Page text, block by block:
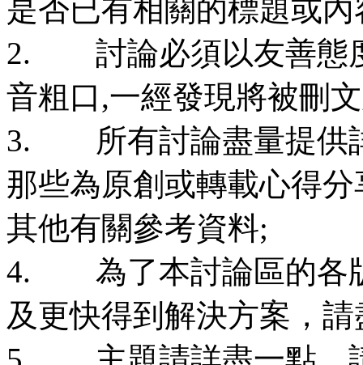
是否已有相關的標題或內
2. 討論必須以友善態
音粗口,一經發現將被刪
3. 所有討論盡量提供
那些為原創或轉載心得
其他有關參考資料;
4. 為了本討論區的各
及更快得到解決方案，